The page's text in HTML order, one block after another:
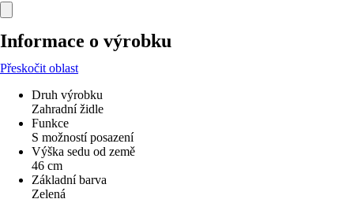
Informace o výrobku
Přeskočit oblast
Druh výrobku
Zahradní židle
Funkce
S možností posazení
Výška sedu od země
46 cm
Základní barva
Zelená